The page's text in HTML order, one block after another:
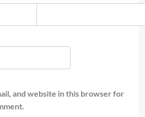
and website in this browser for